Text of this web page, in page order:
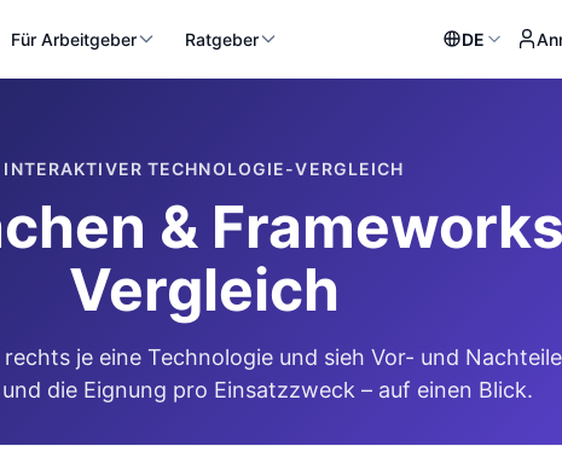
Für Arbeitgeber Ratgeber DE
INTERAKTIVER TECHNOLOGIE-VERGLEICH
&
Vergleich
je eine Technologie und sieh Vor- und
die Eignung pro Einsatzzweck – auf einen Blick.